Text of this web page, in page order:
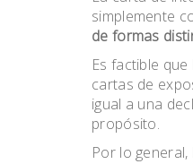
simplemente
de formas
Es factible
cartas de
igual a una
propósito.
Por lo